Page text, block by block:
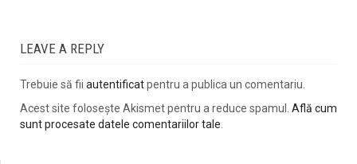
LEAVE A REPLY
Trebuie să fii autentificatpentru a publica un comentariu.
Acest site folosește Akismet pentru a reduce spamul. Află cum
sunt procesate datele comentariilor tale